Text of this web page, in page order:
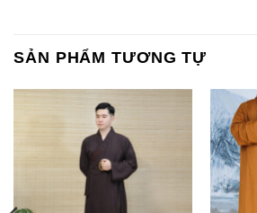
#tuongphat
#diatangvuongbotat
SẢN PHẨM TƯƠNG TỰ